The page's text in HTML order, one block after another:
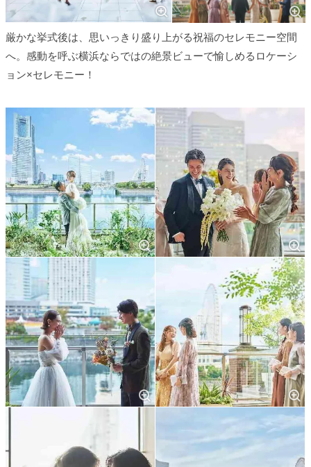
厳かな挙式後は、思いっきり盛り上がる祝福のセレモニー空間
へ。感動を呼ぶ横浜ならではの絶景ビューで愉しめるロケーシ
ョン×セレモニー！